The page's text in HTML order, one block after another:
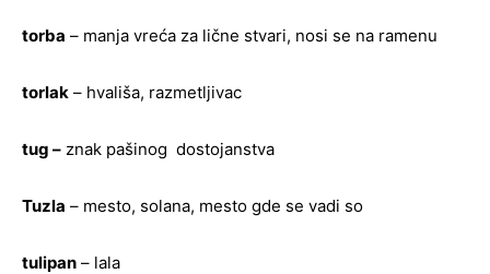
torba – manja vreća za lične stvari, nosi se na ramenu
torlak – hvališa, razmetljivac
tug – znak pašinog dostojanstva
Tuzla – mesto, solana, mesto gde se vadi so
tulipan – lala